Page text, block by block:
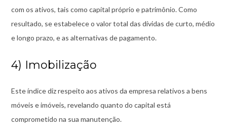
com os ativos, tais como capital próprio e patrimônio. Como
resultado, se estabelece o valor total das dívidas de curto, médio
e longo prazo, e as alternativas de pagamento.
4) Imobilização
Este índice diz respeito aos ativos da empresa relativos a bens
móveis e imóveis, revelando quanto do capital está
comprometido na sua manutenção.